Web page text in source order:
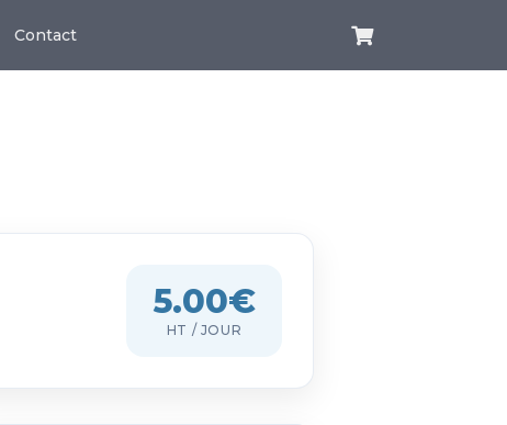
Contact
5.00€
HT / JOUR